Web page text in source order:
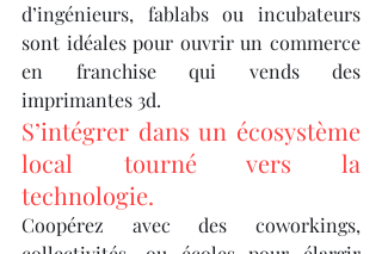
d’ingénieurs, fablabs ou incubateurs
sont idéales pour ouvrir un commerce
en franchise qui vends des
imprimantes 3d.
S’intégrer dans un écosystème
local tourné vers la
technologie.
Coopérez avec des coworkings,